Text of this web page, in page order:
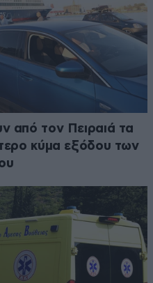
από τον Πειραιά τα
κύμα εξόδου των